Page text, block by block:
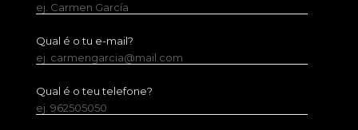
ej. Carmen García
Qual é o tu e-mail?
ej. carmengarcia@mail.com
Qual é o teu telefone?
ej. 962505050